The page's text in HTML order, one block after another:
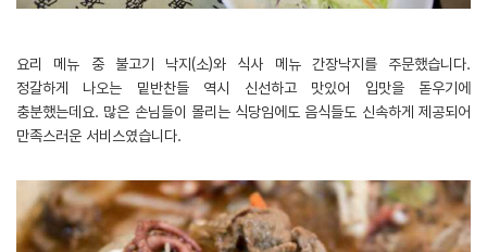
요리 메뉴 중 불고기 낙지(소)와 식사 메뉴 간장낙지를 주문했습니다.
정갈하게 나오는 밑반찬들 역시 신선하고 맛있어 입맛을 돋우기에
충분했는데요. 많은 손님들이 몰리는 식당임에도 음식들도 신속하게 제공되어
만족스러운 서비스였습니다.